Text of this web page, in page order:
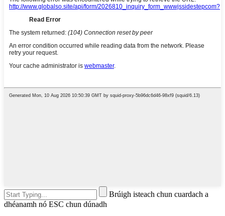
Brúigh isteach chun cuardach a
dhéanamh nó ESC chun dúnadh